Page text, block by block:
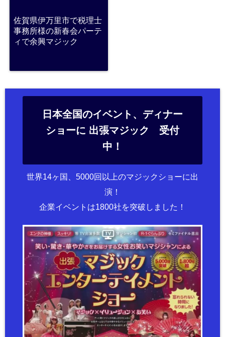
佐賀県伊万里市で税理士
事務所様の新春会パーテ
ィで余興マジック
日本全国のイベント、ディナー
ショーに 出張マジック 受付
中！
世界14ヶ国、5000回以上のマジックショーに出
演！
企業イベントは1800社を突破しました！